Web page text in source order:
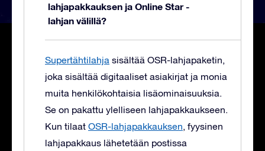
lahjapakkauksen ja Online Star -
lahjan välillä?
Supertähtilahja sisältää OSR-lahjapaketin,
joka sisältää digitaaliset asiakirjat ja monia
muita henkilökohtaisia lisäominaisuuksia.
Se on pakattu ylelliseen lahjapakkaukseen.
Kun tilaat OSR-lahjapakkauksen, fyysinen
lahjapakkaus lähetetään postissa